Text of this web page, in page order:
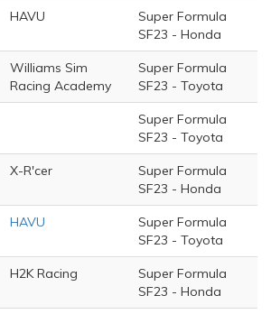
HAVU
Super Formula
SF23 - Honda
Williams Sim
Racing Academy
Super Formula
SF23 - Toyota
Super Formula
SF23 - Toyota
X-R'cer
Super Formula
SF23 - Honda
HAVU
Super Formula
SF23 - Toyota
H2K Racing
Super Formula
SF23 - Honda